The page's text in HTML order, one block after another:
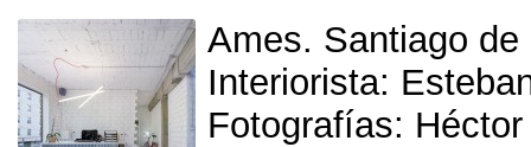
Ames. Santiago
Interiorista:
Fotografías: